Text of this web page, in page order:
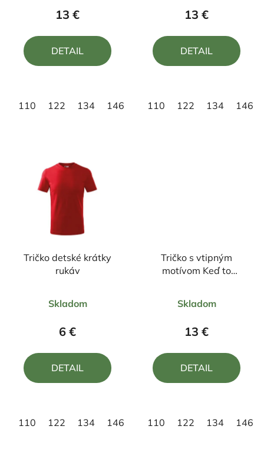
produktu
4,0
z
13 €
DETAIL
110 122 134 146 158
produktu
5,0
z
13 €
DETAIL
110 122 134 146
Tričko detské krátky
rukáv
hodnotenie
produktu
z
Skladom
6 €
DETAIL
110 122 134 146 158
Tričko s vtipným
motívom Keď to
hodnotenie
produktu
z
Skladom
13 €
DETAIL
110 122 134 146